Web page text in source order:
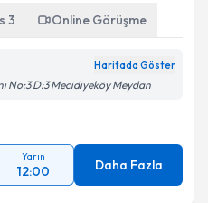
3 Online Görüşme
Haritada Göster
No:3 D:3 Mecidiyeköy Meydan
Yarın
12:00 Daha Fazla